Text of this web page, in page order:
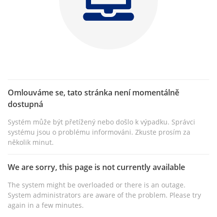
Omlouváme se, tato stránka není momentálně
dostupná
Systém může být přetížený nebo došlo k výpadku. Správci
systému jsou o problému informováni. Zkuste prosím za
několik minut.
We are sorry, this page is not currently available
The system might be overloaded or there is an outage.
System administrators are aware of the problem. Please try
again in a few minutes.